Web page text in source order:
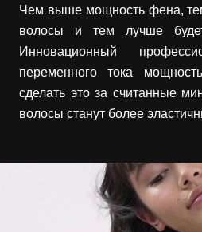
Чем выше мощность фена,
волосы и тем лучше
Инновационный
переменного тока
сделать это за считанные
волосы станут более